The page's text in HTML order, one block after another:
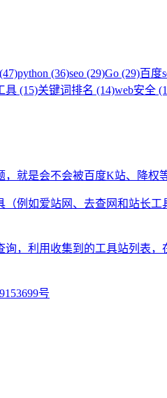
python (36)seo (29)Go (29)百度
具 (15)关键词排名 (14)web安全
就是会不会被百度K站、降
例如爱站网、去查网和站长
，利用收集到的工具站列表
号